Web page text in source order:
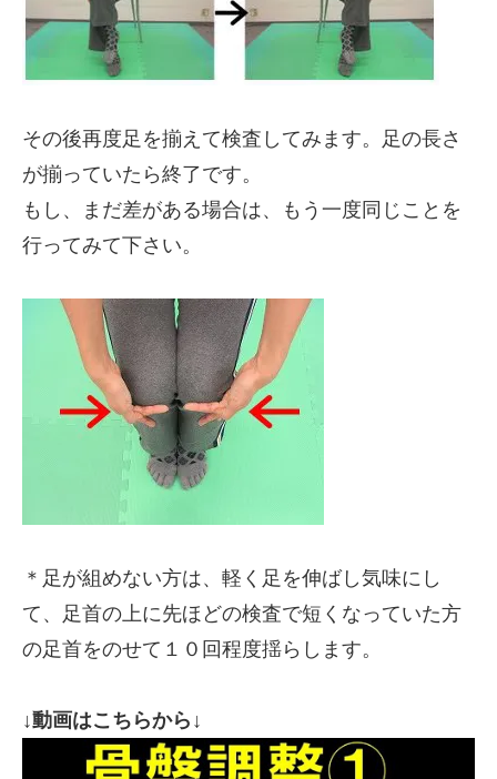
その後再度足を揃えて検査してみます。足の長さ
が揃っていたら終了です。
もし、まだ差がある場合は、もう一度同じことを
行ってみて下さい。
＊足が組めない方は、軽く足を伸ばし気味にし
て、足首の上に先ほどの検査で短くなっていた方
の足首をのせて１０回程度揺らします。
↓動画はこちらから↓